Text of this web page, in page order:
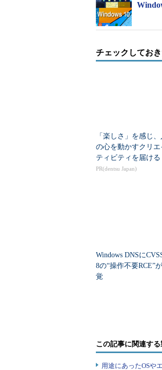
大量に存在する
則（1つのペア）
画面2 削除しても
いないPCには、
Windows 10のク
ントHyper-Vに
Defender
イアントHyper-V
情報から問題の
チェックしてお
「楽しさ」を感じ、
の心を動かすクリエ
ティビティを届ける
PR(dentsu Japan)
Windows DNSに
8の“操作不要RCE”
覚
この記事に関連す
用途にあったOSや